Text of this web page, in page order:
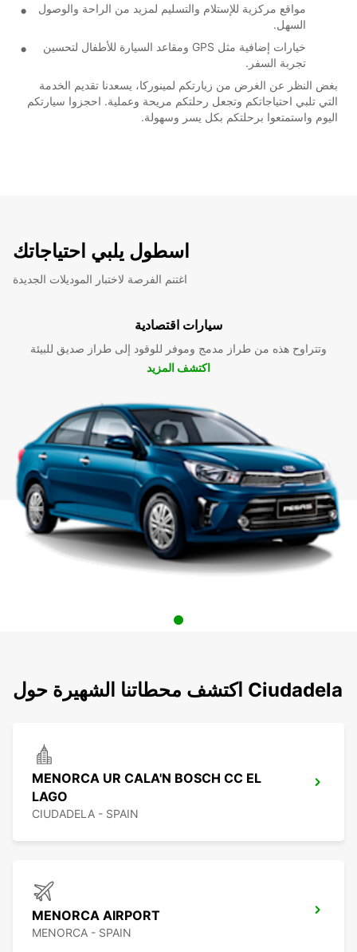
مواقع مركزية للإستلام والتسليم لمزيد من الراحة والوصول
السهل.
خيارات إضافية مثل GPS ومقاعد السيارة للأطفال لتحسين
تجربة السفر.
بغض النظر عن الغرض من زيارتكم لمينوركا، يسعدنا تقديم الخدمة
التي تلبي احتياجاتكم وتجعل رحلتكم مريحة وعملية. احجزوا سيارتكم
اليوم واستمتعوا برحلتكم بكل يسر وسهولة.
اسطول يلبي احتياجاتك
اغتنم الفرصة لاختبار الموديلات الجديدة
سيارات اقتصادية
وتتراوح هذه من طراز مدمج وموفر للوقود إلى طراز صديق للبيئة
اكتشف المزيد
اكتشف محطاتنا الشهيرة حول Ciudadela
MENORCA UR CALA'N BOSCH CC EL
LAGO
CIUDADELA - SPAIN
MENORCA AIRPORT
MENORCA - SPAIN